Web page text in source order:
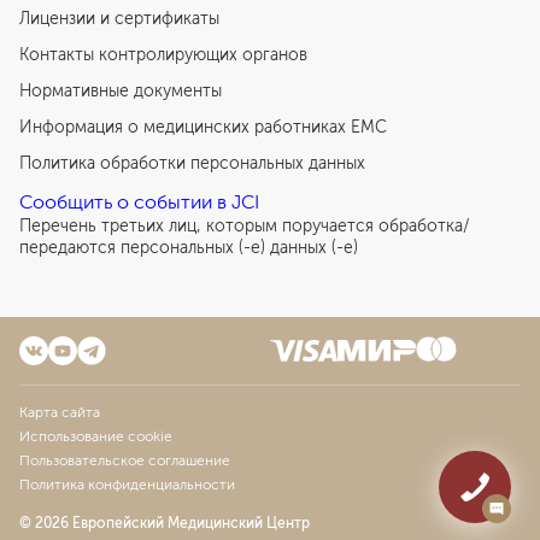
Лицензии и сертификаты
Контакты контролирующих органов
Нормативные документы
Информация о медицинских работниках EMC
Политика обработки персональных данных
Сообщить о событии в JCI
Перечень третьих лиц, которым поручается обработка/
передаются персональных (-е) данных (-е)
Карта сайта
Использование cookie
Пользовательское соглашение
Политика конфиденциальности
© 2026 Европейский Медицинский Центр